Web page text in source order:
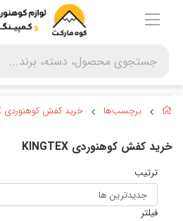
برچسب‌ها خرید کفش کوهنوردی KINGTEX
خرید کفش کوهنوردی KINGTEX
ترتیب
فیلتر